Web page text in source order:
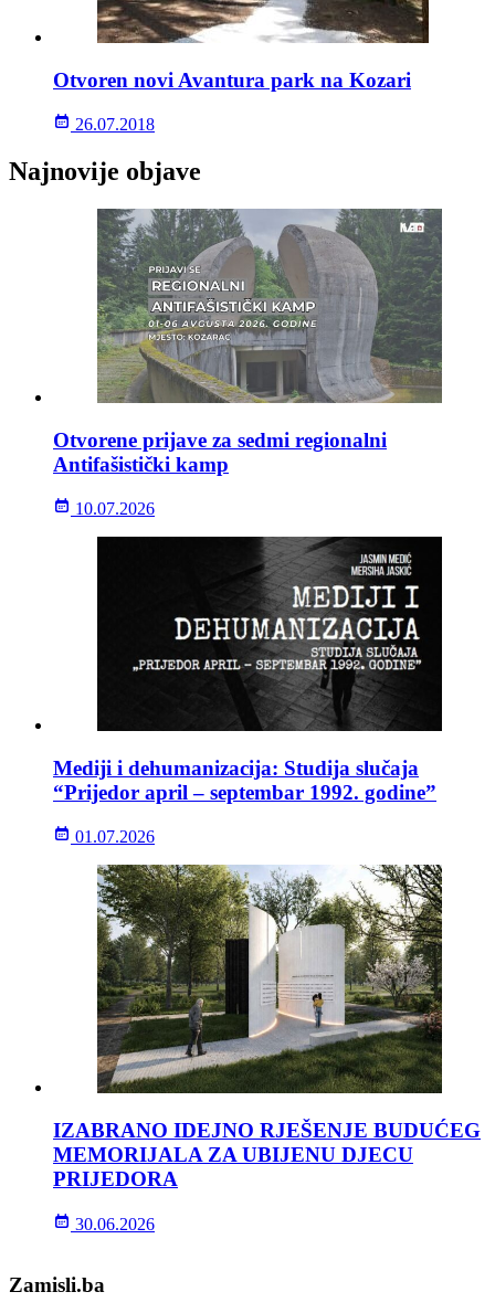
Otvoren novi Avantura park na Kozari
26.07.2018
Najnovije objave
Otvorene prijave za sedmi regionalni
Antifašistički kamp
10.07.2026
Mediji i dehumanizacija: Studija slučaja
“Prijedor april – septembar 1992. godine”
01.07.2026
IZABRANO IDEJNO RJEŠENJE BUDUĆEG
MEMORIJALA ZA UBIJENU DJECU
PRIJEDORA
30.06.2026
Zamisli.ba